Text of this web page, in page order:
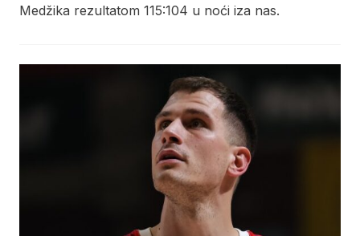
Medžika rezultatom 115:104 u noći iza nas.